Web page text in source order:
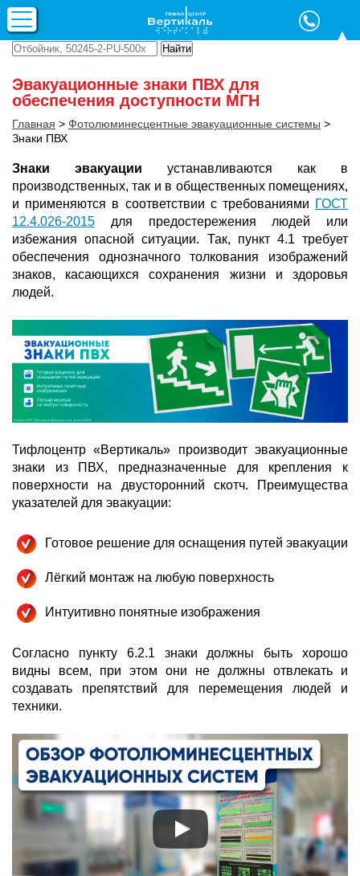
Эвакуационные знаки ПВХ для
обеспечения доступности МГН
Главная > Фотолюминесцентные эвакуационные системы >
Знаки ПВХ
Знаки эвакуации устанавливаются как в
производственных, так и в общественных помещениях,
и применяются в соответствии с требованиями ГОСТ
12.4.026-2015 для предостережения людей или
избежания опасной ситуации. Так, пункт 4.1 требует
обеспечения однозначного толкования изображений
знаков, касающихся сохранения жизни и здоровья
людей.
Тифлоцентр «Вертикаль» производит эвакуационные
знаки из ПВХ, предназначенные для крепления к
поверхности на двусторонний скотч. Преимущества
указателей для эвакуации:
Готовое решение для оснащения путей эвакуации
Лёгкий монтаж на любую поверхность
Интуитивно понятные изображения
Согласно пункту 6.2.1 знаки должны быть хорошо
видны всем, при этом они не должны отвлекать и
создавать препятствий для перемещения людей и
техники.